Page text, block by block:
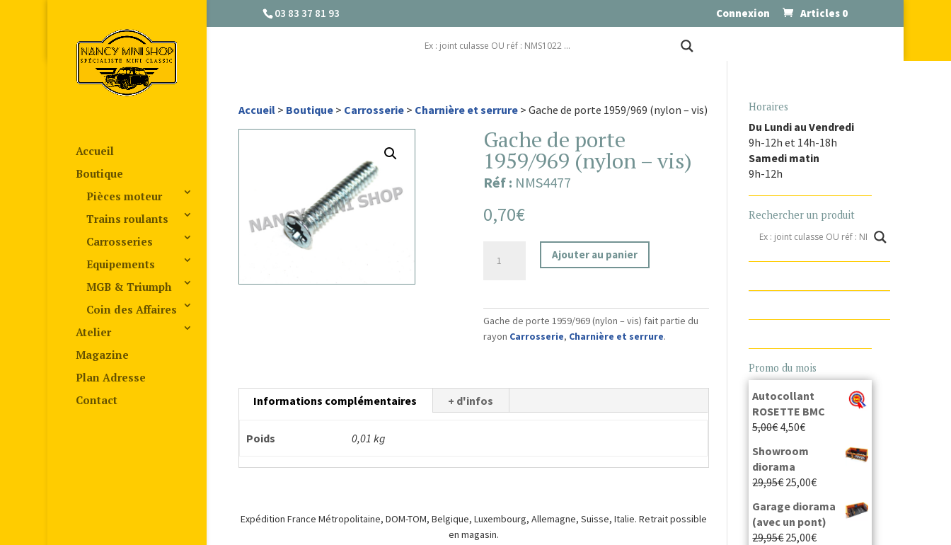
03 83 37 81 93 Connexion Articles 0
Accueil
Boutique
Pièces moteur
Trains roulants
Carrosseries
Equipements
MGB & Triumph
Coin des Affaires
Atelier
Magazine
Plan Adresse
Contact
Accueil> Boutique> Carrosserie> Charnière et serrure> Gache de porte 1959/969 (nylon – vis)
Gache de porte
1959/969 (nylon – vis)
Réf : NMS4477
0,70€
porte
1959/969
(nylon
Ajouter au panier
Gache de porte 1959/969 (nylon – vis) fait partie du
rayon Carrosserie, Charnière et serrure.
Informations complémentaires + d'infos
Poids 0,01 kg
Expédition France Métropolitaine, DOM-TOM, Belgique, Luxembourg, Allemagne, Suisse, Italie. Retrait possible
en magasin.
Horaires
Du Lundi au Vendredi
9h-12h et 14h-18h
Samedi matin
9h-12h
Rechercher un produit
Promo du mois
Autocollant
ROSETTE BMC
5,00€4,50€
Showroom
diorama
29,95€25,00€
Garage diorama
(avec un pont)
29,95€25,00€